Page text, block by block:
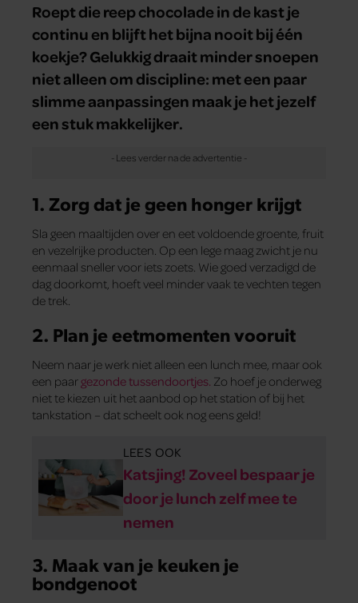
Roept die reep chocolade in de kast je
continu en blijft het bijna nooit bij één
koekje? Gelukkig draait minder snoepen
niet alleen om discipline: met een paar
slimme aanpassingen maak je het jezelf
een stuk makkelijker.
1. Zorg dat je geen honger krijgt
Sla geen maaltijden over en eet voldoende groente, fruit
en vezelrijke producten. Op een lege maag zwicht je nu
eenmaal sneller voor iets zoets. Wie goed verzadigd de
dag doorkomt, hoeft veel minder vaak te vechten tegen
de trek.
2. Plan je eetmomenten vooruit
Neem naar je werk niet alleen een lunch mee, maar ook
een paargezonde tussendoortjes. Zo hoef je onderweg
niet te kiezen uit het aanbod op het station of bij het
tankstation – dat scheelt ook nog eens geld!
LEES OOK
Katsjing! Zoveel bespaar je
door je lunch zelf mee te
nemen
3. Maak van je keuken je
bondgenoot